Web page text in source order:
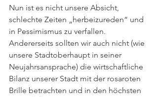
Nun ist es nicht unsere Absicht,
schlechte Zeiten „herbeizureden“ und
in Pessimismus zu verfallen.
Andererseits sollten wir auch nicht (wie
unsere Stadtoberhaupt in seiner
Neujahrsansprache) die wirtschaftliche
Bilanz unserer Stadt mit der rosaroten
Brille betrachten und in den höchsten